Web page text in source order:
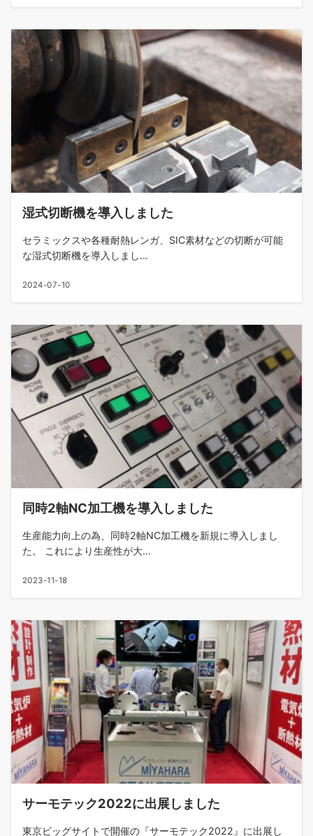
湿式切断機を導入しました
セラミックスや各種耐熱レンガ、SIC素材などの切断が可能
な湿式切断機を導入しまし...
2024-07-10
同時2軸NC加工機を導入しました
生産能力向上の為、同時2軸NC加工機を新規に導入しまし
た。 これにより生産性が大...
2023-11-18
サーモテック2022に出展しました
東京ビッグサイトで開催の『サーモテック2022』に出展し